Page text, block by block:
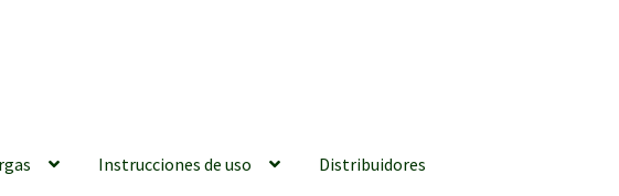
Instrucciones de uso Distribuidores